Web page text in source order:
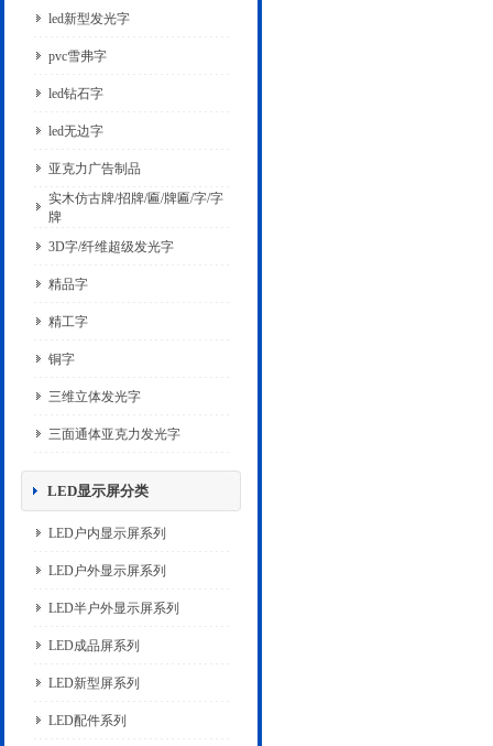
led新型发光字
pvc雪弗字
led钻石字
led无边字
亚克力广告制品
实木仿古牌/招牌/匾/牌匾/字/字
牌
3D字/纤维超级发光字
精品字
精工字
铜字
三维立体发光字
三面通体亚克力发光字
LED显示屏分类
LED户内显示屏系列
LED户外显示屏系列
LED半户外显示屏系列
LED成品屏系列
LED新型屏系列
LED配件系列